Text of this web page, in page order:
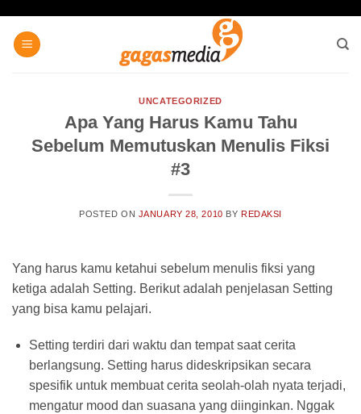
content
UNCATEGORIZED
Apa Yang Harus Kamu Tahu
Sebelum Memutuskan Menulis Fiksi
#3
POSTED ON JANUARY 28, 2010 BY REDAKSI
Yang harus kamu ketahui sebelum menulis fiksi yang
ketiga adalah Setting. Berikut adalah penjelasan Setting
yang bisa kamu pelajari.
Setting terdiri dari waktu dan tempat saat cerita
berlangsung. Setting harus dideskripsikan secara
spesifik untuk membuat cerita seolah-olah nyata terjadi,
mengatur mood dan suasana yang diinginkan. Nggak